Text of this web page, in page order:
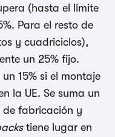
(hasta el límite
Para el resto de
y cuadriciclos),
un 25% fijo.
15% si el montaje
la UE. Se suma un
de fabricación y
tiene lugar en